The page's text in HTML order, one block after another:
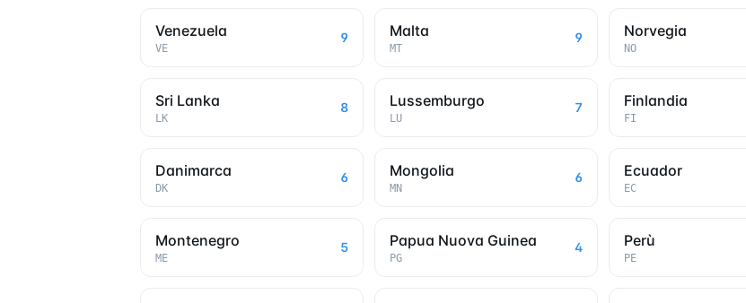
Venezuela
VE
9 Malta
MT
9 Norvegia
NO
Sri Lanka
LK
8 Lussemburgo
LU
7 Finlandia
FI
Danimarca
DK
6 Mongolia
MN
6 Ecuador
EC
Montenegro
ME
5 Papua Nuova Guinea
PG
4 Perù
PE